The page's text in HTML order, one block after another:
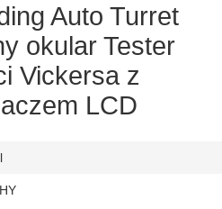
Auto Turret
okular Tester
Vickersa z
LCD